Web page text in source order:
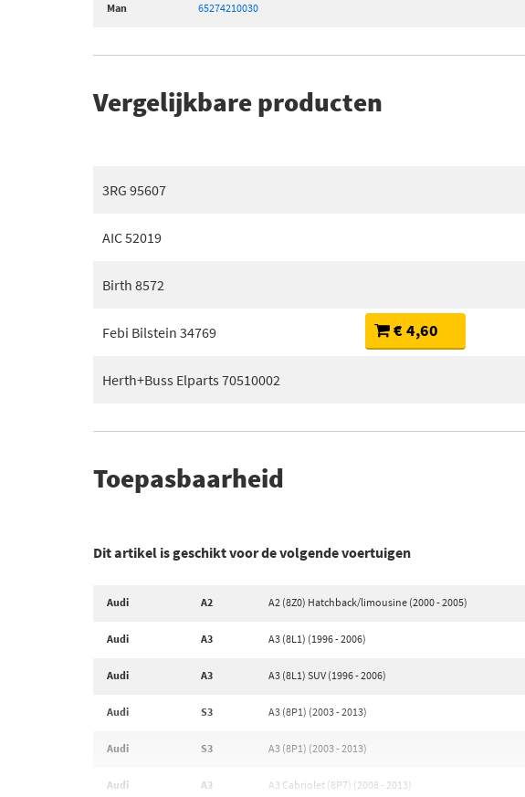
Man
65274210030
Vergelijkbare producten
3RG 95607
AIC 52019
Birth 8572
Febi Bilstein 34769 € 4,60
Herth+Buss Elparts 70510002
Toepasbaarheid
Dit artikel is geschikt voor de volgende voertuigen
Audi A2 A2 (8Z0) Hatchback/limousine (2000 - 2005)
Audi A3 A3 (8L1) (1996 - 2006)
Audi A3 A3 (8L1) SUV (1996 - 2006)
Audi S3 A3 (8P1) (2003 - 2013)
Audi S3 A3 (8P1) (2003 - 2013)
Audi A3 A3 Cabriolet (8P7) (2008 - 2013)